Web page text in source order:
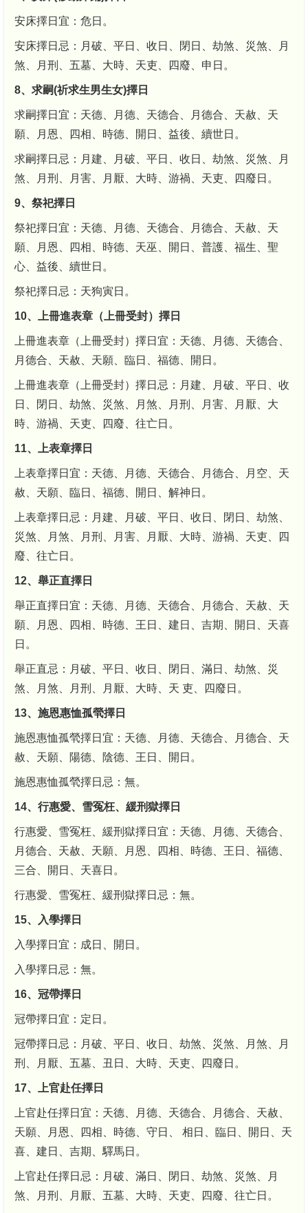
安床擇日宜：危日。
安床擇日忌：月破、平日、收日、閉日、劫煞、災煞、月
煞、月刑、五墓、大時、天吏、四廢、申日。
8、求嗣(祈求生男生女)擇日
求嗣擇日宜：天德、月德、天德合、月德合、天赦、天
願、月恩、四相、時德、開日、益後、續世日。
求嗣擇日忌：月建、月破、平日、收日、劫煞、災煞、月
煞、月刑、月害、月厭、大時、游禍、天吏、四廢日。
9、祭祀擇日
祭祀擇日宜：天德、月德、天德合、月德合、天赦、天
願、月恩、四相、時德、天巫、開日、普護、福生、聖
心、益後、續世日。
祭祀擇日忌：天狗寅日。
10、上冊進表章（上冊受封）擇日
上冊進表章（上冊受封）擇日宜：天德、月德、天德合、
月德合、天赦、天願、臨日、福德、開日。
上冊進表章（上冊受封）擇日忌：月建、月破、平日、收
日、閉日、劫煞、災煞、月煞、月刑、月害、月厭、大
時、游禍、天吏、四廢、往亡日。
11、上表章擇日
上表章擇日宜：天德、月德、天德合、月德合、月空、天
赦、天願、臨日、福德、開日、解神日。
上表章擇日忌：月建、月破、平日、收日、閉日、劫煞、
災煞、月煞、月刑、月害、月厭、大時、游禍、天吏、四
廢、往亡日。
12、舉正直擇日
舉正直擇日宜：天德、月德、天德合、月德合、天赦、天
願、月恩、四相、時德、王日、建日、吉期、開日、天喜
日。
舉正直忌：月破、平日、收日、閉日、滿日、劫煞、災
煞、月煞、月刑、月厭、大時、天 吏、四廢日。
13、施恩惠恤孤煢擇日
施恩惠恤孤煢擇日宜：天德、月德、天德合、月德合、天
赦、天願、陽德、陰德、王日、開日。
施恩惠恤孤煢擇日忌：無。
14、行惠愛、雪冤枉、緩刑獄擇日
行惠愛、雪冤枉、緩刑獄擇日宜：天德、月德、天德合、
月德合、天赦、天願、月恩、四相、時德、王日、福德、
三合、開日、天喜日。
行惠愛、雪冤枉、緩刑獄擇日忌：無。
15、入學擇日
入學擇日宜：成日、開日。
入學擇日忌：無。
16、冠帶擇日
冠帶擇日宜：定日。
冠帶擇日忌：月破、平日、收日、劫煞、災煞、月煞、月
刑、月厭、五墓、丑日、大時、天吏、四廢日。
17、上官赴任擇日
上官赴任擇日宜：天德、月德、天德合、月德合、天赦、
天願、月恩、四相、時德、守日、 相日、臨日、開日、天
喜、建日、吉期、驛馬日。
上官赴任擇日忌：月破、滿日、閉日、劫煞、災煞、月
煞、月刑、月厭、五墓、大時、天吏、四廢、往亡日。